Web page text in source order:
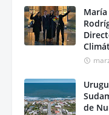
María
de